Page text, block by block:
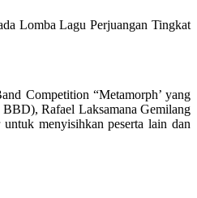
Lomba Lagu Perjuangan Tingkat
Competition “Metamorph’ yang
Rafael Laksamana Gemilang
menyisihkan peserta lain dan